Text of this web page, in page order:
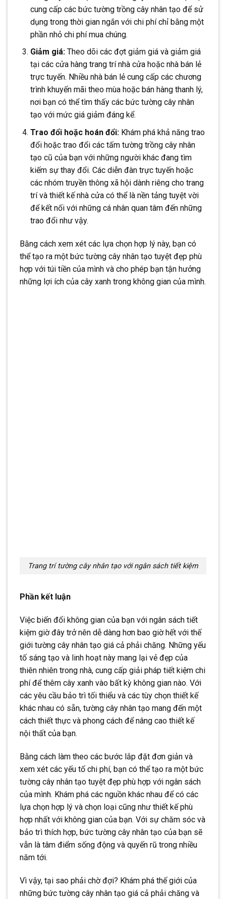
cung cấp các bức tường trồng cây nhân tạo để sử
dụng trong thời gian ngắn với chi phí chỉ bằng một
phần nhỏ chi phí mua chúng.
Giảm giá:Theo dõi các đợt giảm giá và giảm giá
tại các cửa hàng trang trí nhà cửa hoặc nhà bán lẻ
trực tuyến. Nhiều nhà bán lẻ cung cấp các chương
trình khuyến mãi theo mùa hoặc bán hàng thanh lý,
nơi bạn có thể tìm thấy các bức tường cây nhân
tạo với mức giá giảm đáng kể.
Trao đổi hoặc hoán đổi:Khám phá khả năng trao
đổi hoặc trao đổi các tấm tường trồng cây nhân
tạo cũ của bạn với những người khác đang tìm
kiếm sự thay đổi. Các diễn đàn trực tuyến hoặc
các nhóm truyền thông xã hội dành riêng cho trang
trí và thiết kế nhà cửa có thể là nền tảng tuyệt vời
để kết nối với những cá nhân quan tâm đến những
trao đổi như vậy.
Bằng cách xem xét các lựa chọn hợp lý này, bạn có
thể tạo ra một bức tường cây nhân tạo tuyệt đẹp phù
hợp với túi tiền của mình và cho phép bạn tận hưởng
những lợi ích của cây xanh trong không gian của mình.
Trang trí tường cây nhân tạo với ngân sách tiết kiệm
Phần kết luận
Việc biến đổi không gian của bạn với ngân sách tiết
kiệm giờ đây trở nên dễ dàng hơn bao giờ hết với thế
giới tường cây nhân tạo giá cả phải chăng. Những yếu
tố sáng tạo và linh hoạt này mang lại vẻ đẹp của
thiên nhiên trong nhà, cung cấp giải pháp tiết kiệm chi
phí để thêm cây xanh vào bất kỳ không gian nào. Với
các yêu cầu bảo trì tối thiểu và các tùy chọn thiết kế
khác nhau có sẵn, tường cây nhân tạo mang đến một
cách thiết thực và phong cách để nâng cao thiết kế
nội thất của bạn.
Bằng cách làm theo các bước lắp đặt đơn giản và
xem xét các yếu tố chi phí, bạn có thể tạo ra một bức
tường cây nhân tạo tuyệt đẹp phù hợp với ngân sách
của mình. Khám phá các nguồn khác nhau để có các
lựa chọn hợp lý và chọn loại cũng như thiết kế phù
hợp nhất với không gian của bạn. Với sự chăm sóc và
bảo trì thích hợp, bức tường cây nhân tạo của bạn sẽ
vẫn là tâm điểm sống động và quyến rũ trong nhiều
năm tới.
Vì vậy, tại sao phải chờ đợi? Khám phá thế giới của
những bức tường cây nhân tạo giá cả phải chăng và